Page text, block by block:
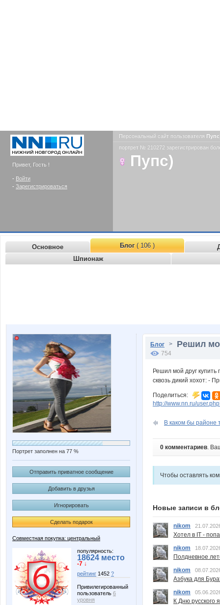
Привет, Гость !
- Войти
- Зарегистрироваться
Персональный сайт пользователя
портрет № 210272 зарегистрирован
Пупс)
Основное Блог( 106 )
Шпионаж
Портрет заполнен на 77 %
Отправить приватное сообщение
Добавить в друзья
Игнорировать
Сделать подарок
Совместная покупка: центральный
популярность:
18624 место
-7 ↓
рейтинг 1452 ?
Привилегированный
пользователь 6
уровня
Блог > Решил
754
Решил мой друг купить
сквозь дикий хохот: -
Поделиться:
http://www.nn.ru/
В каком бы районе
0 комментариев.
Чтобы оставлять
Новые записи в
nikom
Хотел в IT -
nikom
Полдневное
nikom
Азбука для
nikom
К Дню русского